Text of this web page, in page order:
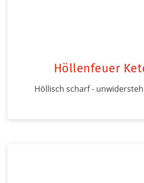
Höllenfeuer
Höllisch scharf -